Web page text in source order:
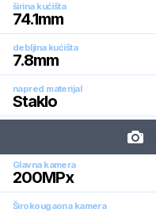
širina kućišta
74.1mm
debljina kućišta
7.8mm
napred materijal
Staklo
Glavna kamera
200MPx
Širokougaona kamera